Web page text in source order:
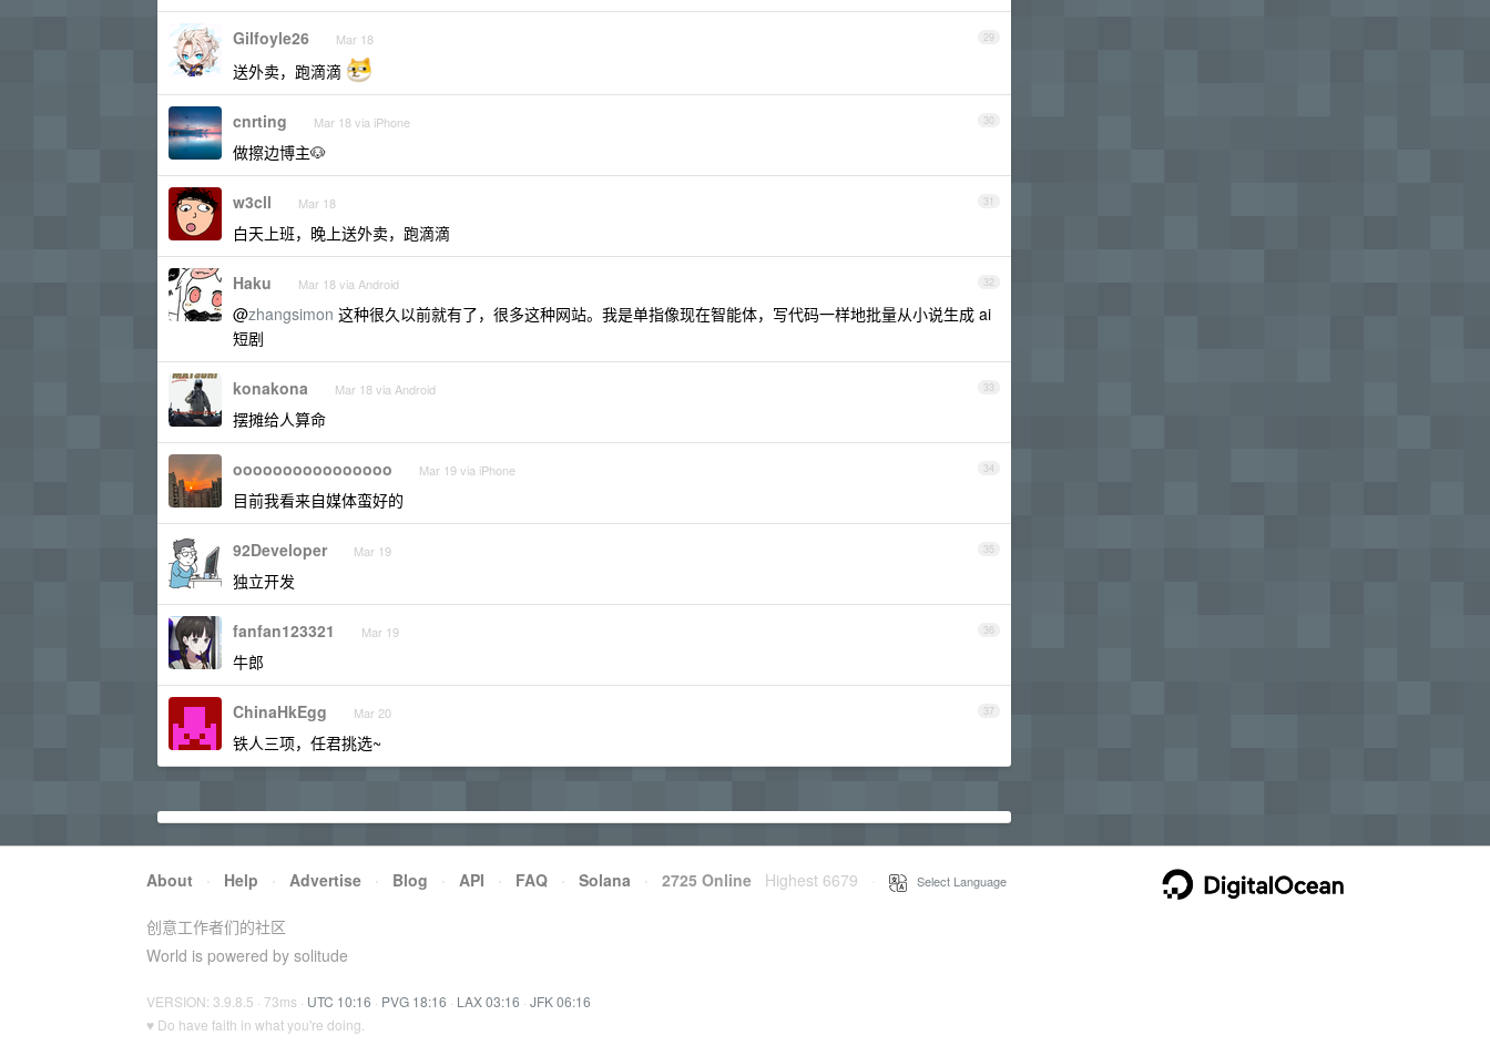
29
Gilfoyle26 Mar 18
送外卖，跑滴滴
30
cnrting Mar 18 via iPhone
做擦边博主🐶
31
w3cll Mar 18
白天上班，晚上送外卖，跑滴滴
32
Haku Mar 18 via Android
@zhangsimon 这种很久以前就有了，很多这种网站。我是单指像现在智能体，写代码一样地批量从小说生成 ai
短剧
33
konakona Mar 18 via Android
摆摊给人算命
34
oooooooooooooooo Mar 19 via iPhone
目前我看来自媒体蛮好的
35
92Developer Mar 19
独立开发
36
fanfan123321 Mar 19
牛郎
37
ChinaHkEgg Mar 20
铁人三项，任君挑选~
About · Help · Advertise · Blog · API · FAQ · Solana · 2725 Online Highest 6679 Select Language
创意工作者们的社区
World is powered by solitude
VERSION: 3.9.8.5 · 73ms · UTC 10:16 · PVG 18:16 · LAX 03:16 · JFK 06:16
♥ Do have faith in what you're doing.